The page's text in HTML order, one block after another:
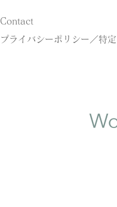
Contact
プライバシーポリシー／特